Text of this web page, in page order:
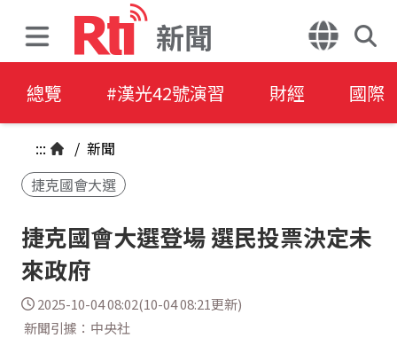
新聞
總覽 #漢光42號演習 財經 國際
::: / 新聞
捷克國會大選
捷克國會大選登場 選民投票決定未
來政府
2025-10-04 08:02(10-04 08:21更新)
新聞引據：中央社